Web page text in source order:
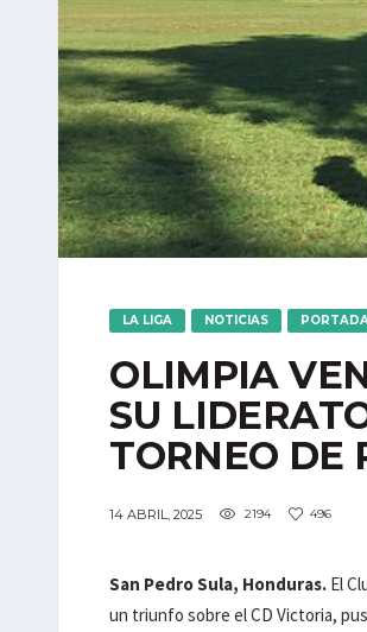
LA LIGA NOTICIAS
OLIMPIA
SU
TORNEO DE
14 ABRIL, 2025 2194 496
San Pedro Sula, Honduras. El
un triunfo sobre el CD Victoria,